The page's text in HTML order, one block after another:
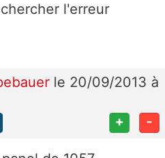
l'erreur
le 20/09/2013 à
+ -